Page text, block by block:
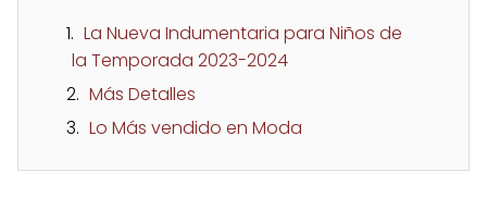
La Nueva Indumentaria para Niños de
la Temporada 2023-2024
Más Detalles
Lo Más vendido en Moda